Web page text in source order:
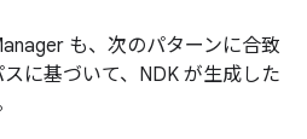
も、次のパターンに合致
に基づいて、NDK が生成した